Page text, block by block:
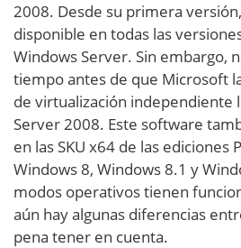
2008. Desde su primera
disponible en todas las
Windows Server. Sin embargo,
tiempo antes de que Microsoft
de virtualización independiente
Server 2008. Este software
en las SKU x64 de las ediciones
Windows 8, Windows 8.1 y
modos operativos tienen
aún hay algunas diferencias
pena tener en cuenta.